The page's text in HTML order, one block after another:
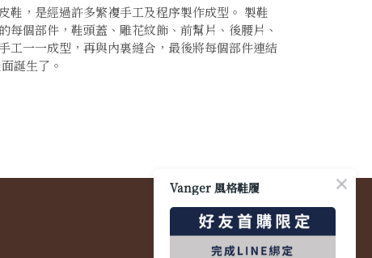
鞋，是經過許多繁複手工及程序製作成型。 製鞋
每個部件，鞋頭蓋、雕花紋飾、前幫片、後腰片、
工一一成型，再與內裏縫合，最後將每個部件連結
誕生了。
Vanger 風格鞋履